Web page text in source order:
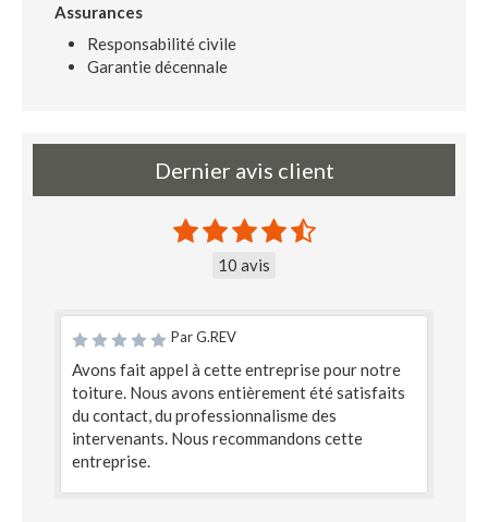
Assurances
Responsabilité civile
Garantie décennale
Dernier avis client
10 avis
Par G.REV
Avons fait appel à cette entreprise pour notre
toiture. Nous avons entièrement été satisfaits
du contact, du professionnalisme des
intervenants. Nous recommandons cette
entreprise.